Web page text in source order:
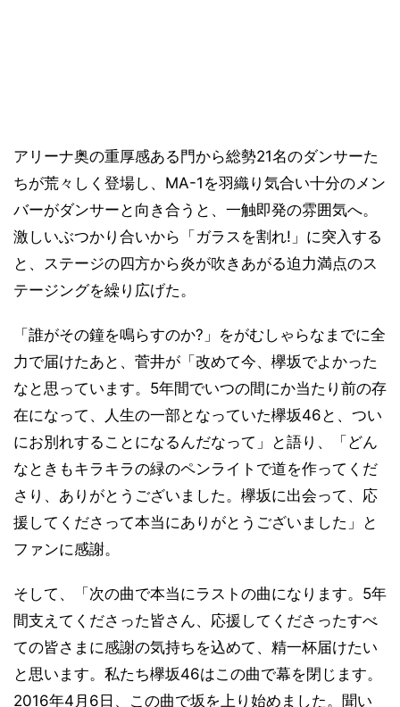
アリーナ奥の重厚感ある門から総勢21名のダンサーた
ちが荒々しく登場し、MA-1を羽織り気合い十分のメン
バーがダンサーと向き合うと、一触即発の雰囲気へ。
激しいぶつかり合いから「ガラスを割れ!」に突入する
と、ステージの四方から炎が吹きあがる迫力満点のス
テージングを繰り広げた。
「誰がその鐘を鳴らすのか?」をがむしゃらなまでに全
力で届けたあと、菅井が「改めて今、欅坂でよかった
なと思っています。5年間でいつの間にか当たり前の存
在になって、人生の一部となっていた欅坂46と、つい
にお別れすることになるんだなって」と語り、「どん
なときもキラキラの緑のペンライトで道を作ってくだ
さり、ありがとうございました。欅坂に出会って、応
援してくださって本当にありがとうございました」と
ファンに感謝。
そして、「次の曲で本当にラストの曲になります。5年
間支えてくださった皆さん、応援してくださったすべ
ての皆さまに感謝の気持ちを込めて、精一杯届けたい
と思います。私たち欅坂46はこの曲で幕を閉じます。
2016年4月6日、この曲で坂を上り始めました。聞い